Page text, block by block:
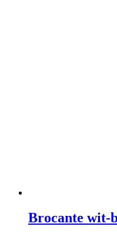
Brocante wit-